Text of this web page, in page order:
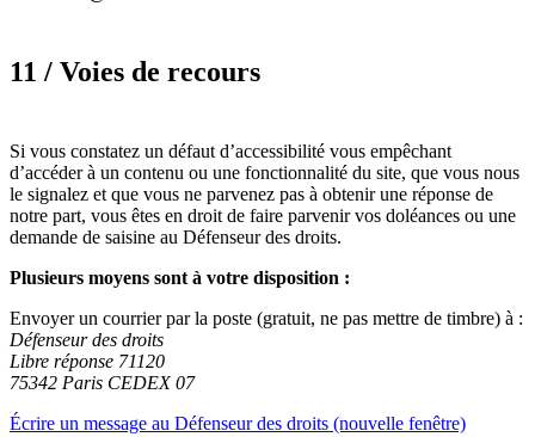
11 / Voies de recours
Si vous constatez un défaut d’accessibilité vous empêchant
d’accéder à un contenu ou une fonctionnalité du site, que vous nous
le signalez et que vous ne parvenez pas à obtenir une réponse de
notre part, vous êtes en droit de faire parvenir vos doléances ou une
demande de saisine au Défenseur des droits.
Plusieurs moyens sont à votre disposition :
Envoyer un courrier par la poste (gratuit, ne pas mettre de timbre) à :
Défenseur des droits
Libre réponse 71120
75342 Paris CEDEX 07
Écrire un message au Défenseur des droits (nouvelle fenêtre)